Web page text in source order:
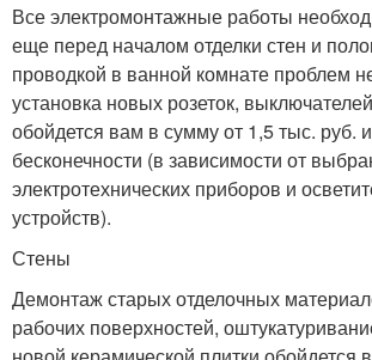
Все электромонтажные работы
еще перед началом отделки стен и
проводкой в ванной комнате проблем
установка новых розеток,
обойдется вам в сумму от 1,5 тыс. руб.
бесконечности (в зависимости от
электротехнических приборов и
устройств).
Стены
Демонтаж старых отделочных
рабочих поверхностей,